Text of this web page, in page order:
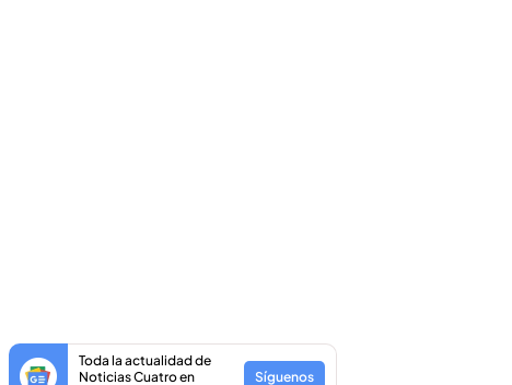
Toda la actualidad de
Noticias Cuatro en
Síguenos